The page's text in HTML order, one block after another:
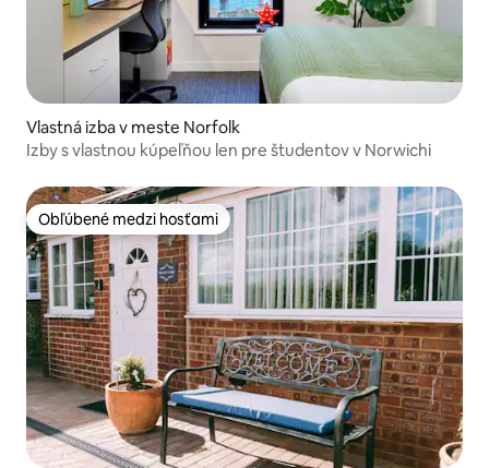
Vlastná izba v meste Norfolk
Izby s vlastnou kúpeľňou len pre študentov v Norwichi
Obľúbené medzi hosťami
Obľúbené medzi hosťami